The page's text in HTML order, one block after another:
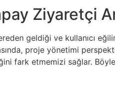
Ziyaretçi
geldiği ve kullanıcı
proje yönetimi
fark etmemizi sağlar.